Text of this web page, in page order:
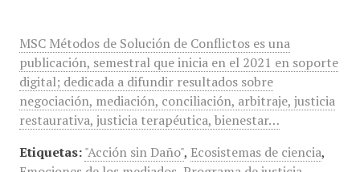
MSC Métodos de Solución de Conflictos es una
publicación, semestral que inicia en el 2021 en soporte
digital; dedicada a difundir resultados sobre
negociación, mediación, conciliación, arbitraje, justicia
restaurativa, justicia terapéutica, bienestar…
Etiquetas: "Acción sin Daño", Ecosistemas de ciencia,